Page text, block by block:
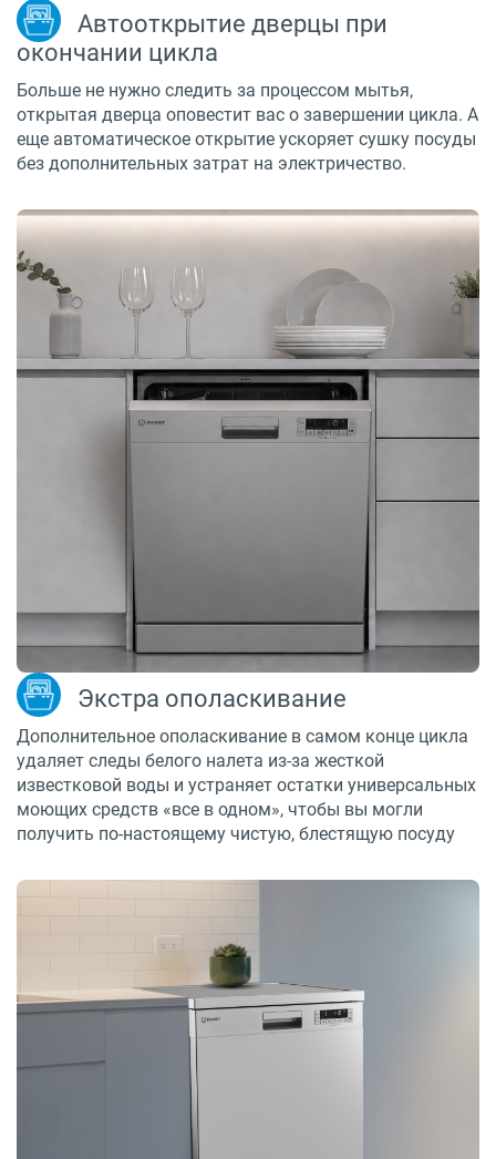
Автооткрытие дверцы при
окончании цикла
Больше не нужно следить за процессом мытья,
открытая дверца оповестит вас о завершении цикла. А
еще автоматическое открытие ускоряет сушку посуды
без дополнительных затрат на электричество.
Экстра ополаскивание
Дополнительное ополаскивание в самом конце цикла
удаляет следы белого налета из-за жесткой
известковой воды и устраняет остатки универсальных
моющих средств «все в одном», чтобы вы могли
получить по-настоящему чистую, блестящую посуду